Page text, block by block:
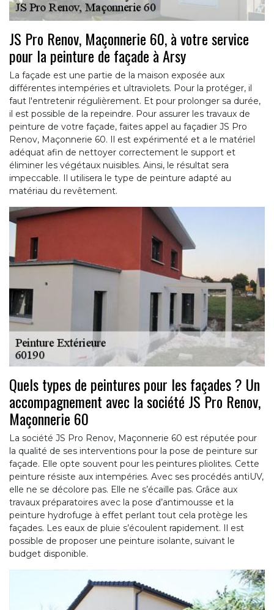
JS Pro Renov, Maçonnerie 60, à votre service
pour la peinture de façade à Arsy
La façade est une partie de la maison exposée aux
différentes intempéries et ultraviolets. Pour la protéger, il
faut l'entretenir régulièrement. Et pour prolonger sa durée,
il est possible de la repeindre. Pour assurer les travaux de
peinture de votre façade, faites appel au façadier JS Pro
Renov, Maçonnerie 60. Il est expérimenté et a le matériel
adéquat afin de nettoyer correctement le support et
éliminer les végétaux nuisibles. Ainsi, le résultat sera
impeccable. Il utilisera le type de peinture adapté au
matériau du revêtement.
Quels types de peintures pour les façades ? Un
accompagnement avec la société JS Pro Renov,
Maçonnerie 60
La société JS Pro Renov, Maçonnerie 60 est réputée pour
la qualité de ses interventions pour la pose de peinture sur
façade. Elle opte souvent pour les peintures pliolites. Cette
peinture résiste aux intempéries. Avec ses procédés antiUV,
elle ne se décolore pas. Elle ne s’écaille pas. Grâce aux
travaux préparatoires avec la pose d’antimousse et la
peinture hydrofuge à effet perlant tout cela protège les
façades. Les eaux de pluie s’écoulent rapidement. Il est
possible de proposer une peinture isolante, suivant le
budget disponible.